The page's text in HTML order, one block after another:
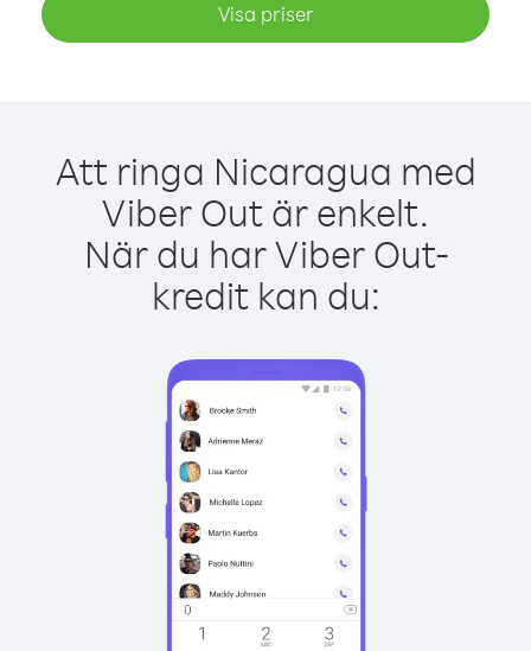
Visa priser
Att ringa Nicaragua med
Viber Out är enkelt.
När du har Viber Out-
kredit kan du: